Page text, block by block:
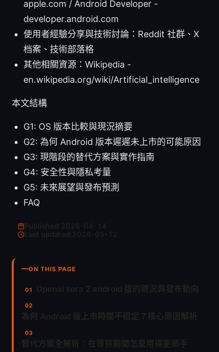
apple.com / Android Developer -
developer.android.com
使用者經驗分享與技術討論：Reddit 社群、X
档案、技術部落格
其他相關資源：Wikipedia -
en.wikipedia.org/wiki/Artificial_intelligence
本文結構
G1: OS 版本比較與現況摘要
G2: 為何 Android 版本遲遲未上市的可能原因
G3: 現階段的替代方案與實作指南
G4: 安全性與隱私考量
G5: 未來展望與發布預測
FAQ
Last updated:
ON THIS PAGE